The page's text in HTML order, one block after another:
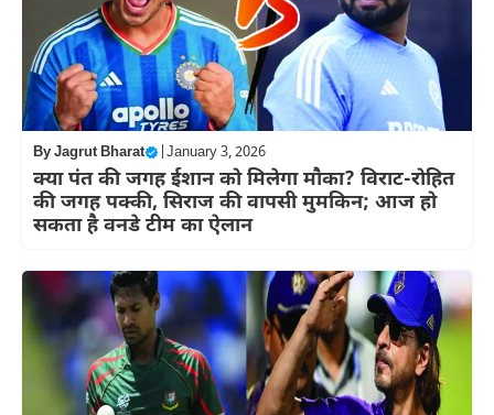
ByJagrut Bharat January 3, 2026
क्या पंत की जगह ईशान को मिलेगा मौका? विराट-रोहित
की जगह पक्की, सिराज की वापसी मुमकिन; आज हो
सकता है वनडे टीम का ऐलान